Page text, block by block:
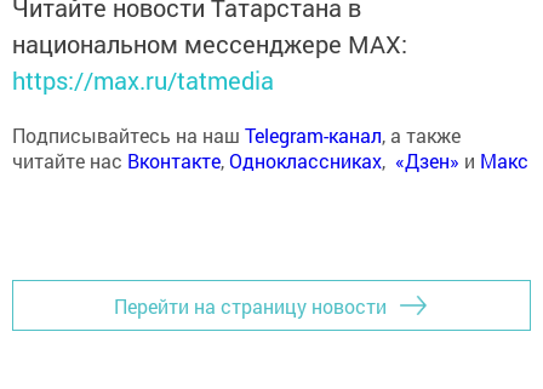
Читайте новости Татарстана в
национальном мессенджере MАХ:
https://max.ru/tatmedia
Подписывайтесь на наш Telegram-канал, а также
читайте нас Вконтакте,Одноклассниках, «Дзен» и Макс
Перейти на страницу новости